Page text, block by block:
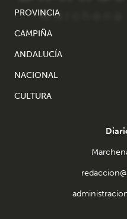
PROVINCIA
CAMPIÑA
ANDALUCÍA
NACIONAL
CULTURA